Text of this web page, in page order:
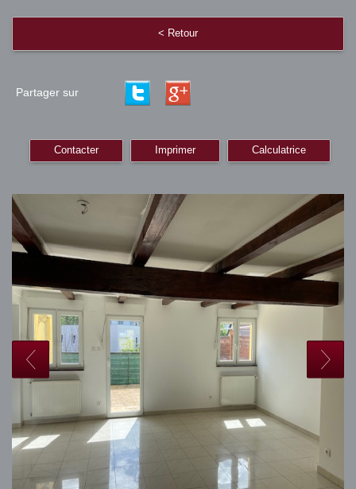
< Retour
Partager sur
Contacter Imprimer Calculatrice